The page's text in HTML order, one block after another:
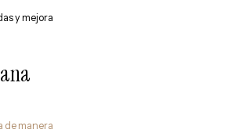
y mejora
de manera